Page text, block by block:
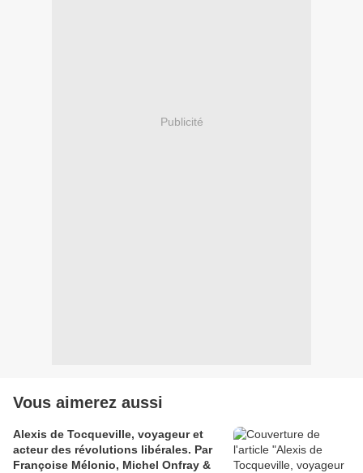
Publicité
Vous aimerez aussi
Alexis de Tocqueville, voyageur et
acteur des révolutions libérales. Par
Françoise Mélonio, Michel Onfray &